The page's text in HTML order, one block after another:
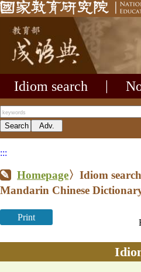
Idiom search
:::
Homepage〉Idiom
Mandarin Chinese Dictionary
Print